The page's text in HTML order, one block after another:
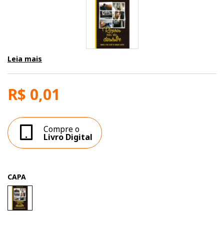
Leia mais
R$ 0,01
Compre o
Livro Digital
CAPA